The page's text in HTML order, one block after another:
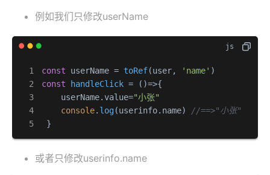
例如我们只修改userName
const userName = toRef(user, 'name'
const
handleClick = ( )=>{
    userName.
value="小张"
console. log(userinfo. name)
//==>"小张"
}
或者只修改userinfo.name